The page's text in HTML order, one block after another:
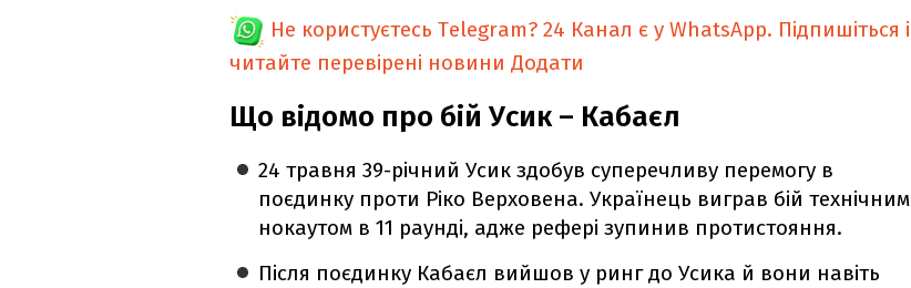
Не користуєтесь Telegram? 24 Канал є у WhatsApp. Підпишіться і
читайте перевірені новини Додати
Що відомо про бій Усик – Кабаєл
24 травня 39-річний Усик здобув суперечливу перемогу в
поєдинку проти Ріко Верховена. Українець виграв бій технічним
нокаутом в 11 раунді, адже рефері зупинив протистояння.
Після поєдинку Кабаєл вийшов у ринг до Усика й вони навіть